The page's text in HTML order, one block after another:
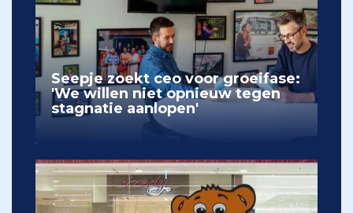
Seepje zoekt ceo voor groeifase:
'We willen niet opnieuw tegen
stagnatie aanlopen'